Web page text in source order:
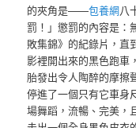
的夾角是——包養網八
罰！」懲罰的內容是：
敗集錦》的紀錄片，直
影裡開出來的黑色跑車
胎發出令人陶醉的摩擦
停進了一個只有它車身
場舞蹈，流暢、完美，